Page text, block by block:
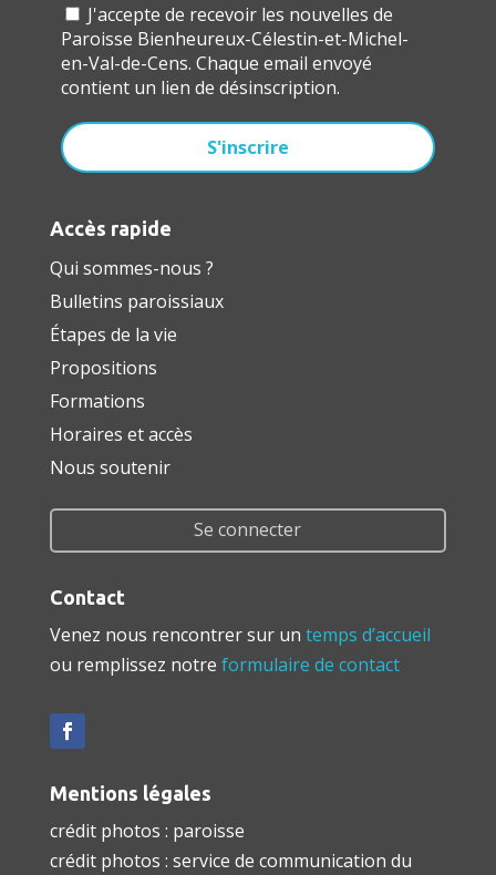
J'accepte de recevoir les nouvelles de
Paroisse Bienheureux-Célestin-et-Michel-
en-Val-de-Cens. Chaque email envoyé
contient un lien de désinscription.
Accès rapide
Qui sommes-nous ?
Bulletins paroissiaux
Étapes de la vie
Propositions
Formations
Horaires et accès
Nous soutenir
Se connecter
Contact
Venez nous rencontrer sur un temps d’accueil
ou remplissez notre formulaire de contact
Mentions légales
crédit photos : paroisse
crédit photos : service de communication du